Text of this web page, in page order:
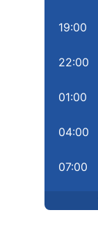
19:00
22:00
01:00
04:00
07:00